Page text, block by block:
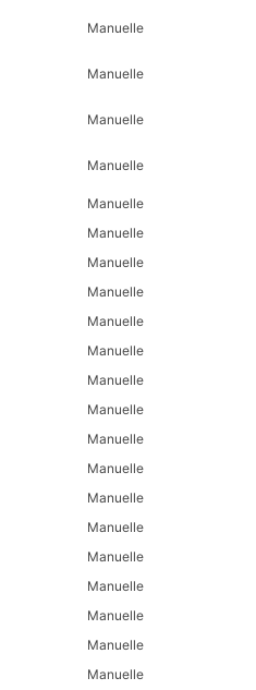
Manuelle
Manuelle
Manuelle
Manuelle
Manuelle
Manuelle
Manuelle
Manuelle
Manuelle
Manuelle
Manuelle
Manuelle
Manuelle
Manuelle
Manuelle
Manuelle
Manuelle
Manuelle
Manuelle
Manuelle
Manuelle